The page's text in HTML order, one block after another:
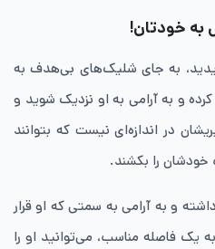
به خودتان!
دیدید، به جای شلیک‌های بی‌هدف به
و به‌ آرامی به او نزدیک شوید و
در اندازه‌ای نیست که بتوانند
خودشان را بکشند.
و به آرامی به سمتی که او قرار
یک فاصله مناسب، می‌توانید او را